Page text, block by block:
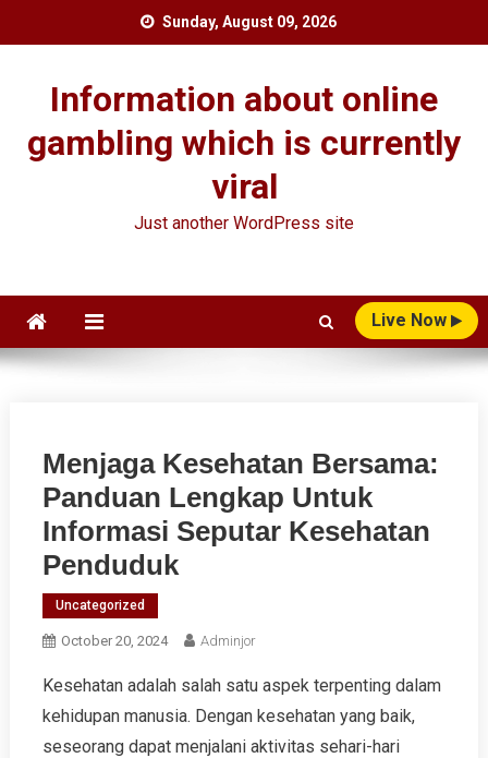
Sunday, August 09, 2026
Information about online
gambling which is currently
viral
Just another WordPress site
Live Now
Menjaga Kesehatan Bersama:
Panduan Lengkap Untuk
Informasi Seputar Kesehatan
Penduduk
Uncategorized
October 20, 2024 Adminjor
Kesehatan adalah salah satu aspek terpenting dalam
kehidupan manusia. Dengan kesehatan yang baik,
seseorang dapat menjalani aktivitas sehari-hari